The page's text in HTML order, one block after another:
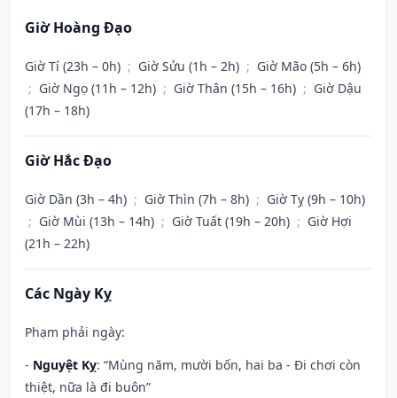
Giờ Hoàng Đạo
Giờ Tí (23h – 0h) ; Giờ Sửu (1h – 2h) ; Giờ Mão (5h – 6h)
; Giờ Ngọ (11h – 12h) ; Giờ Thân (15h – 16h) ; Giờ Dậu
(17h – 18h)
Giờ Hắc Đạo
Giờ Dần (3h – 4h) ; Giờ Thìn (7h – 8h) ; Giờ Tỵ (9h – 10h)
; Giờ Mùi (13h – 14h) ; Giờ Tuất (19h – 20h) ; Giờ Hợi
(21h – 22h)
Các Ngày Kỵ
Phạm phải ngày:
- Nguyệt Kỵ: “Mùng năm, mười bốn, hai ba - Đi chơi còn
thiệt, nữa là đi buôn”